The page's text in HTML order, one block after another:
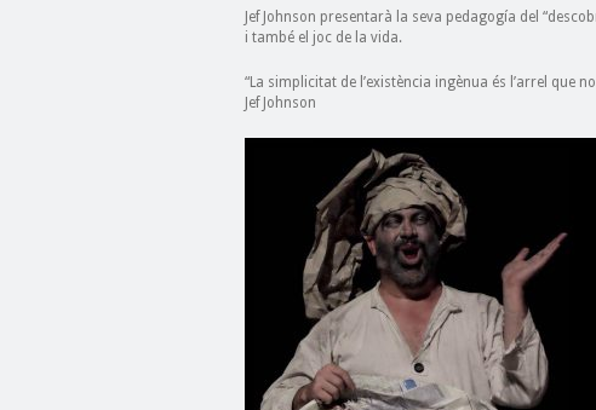
Jef Johnson presentarà la seva pedagogía del
i també el joc de la vida.
“La simplicitat de l’existència ingènua és l’arrel que
Jef Johnson